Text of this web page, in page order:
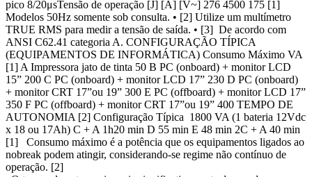
pico 8/20μsTensão de operação [J] [A] [V~] 276 4500 175 [1]
Modelos 50Hz somente sob consulta. • [2] Utilize um multímetro
TRUE RMS para medir a tensão de saída. • [3] De acordo com
ANSI C62.41 categoria A. CONFIGURAÇÃO TÍPICA
(EQUIPAMENTOS DE INFORMÁTICA) Consumo Máximo VA
[1] A Impressora jato de tinta 50 B PC (onboard) + monitor LCD
15” 200 C PC (onboard) + monitor LCD 17” 230 D PC (onboard)
+ monitor CRT 17”ou 19” 300 E PC (offboard) + monitor LCD 17”
350 F PC (offboard) + monitor CRT 17”ou 19” 400 TEMPO DE
AUTONOMIA [2] Configuração Típica 1800 VA (1 bateria 12Vdc
x 18 ou 17Ah) C + A 1h20 min D 55 min E 48 min 2C + A 40 min
[1] Consumo máximo é a potência que os equipamentos ligados ao
nobreak podem atingir, considerando-se regime não contínuo de
operação. [2]